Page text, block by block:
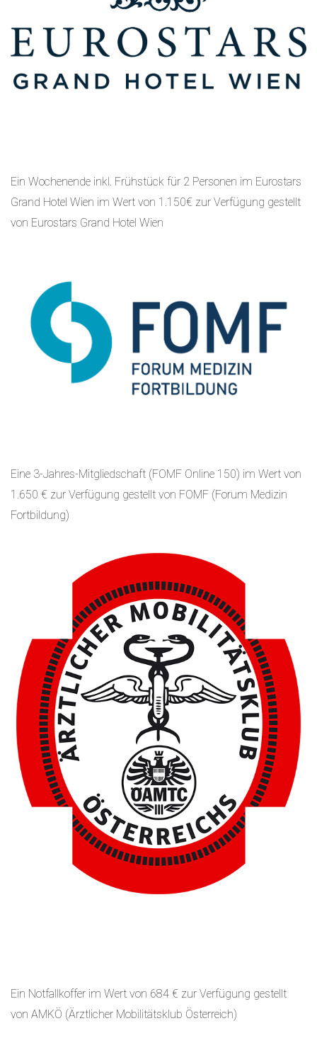
Ein Wochenende inkl. Frühstück für 2 Personen im Eurostars
Grand Hotel Wien im Wert von 1.150€ zur Verfügung gestellt
von Eurostars Grand Hotel Wien
Eine 3-Jahres-Mitgliedschaft (FOMF Online 150) im Wert von
1.650 € zur Verfügung gestellt von FOMF (Forum Medizin
Fortbildung)
Ein Notfallkoffer im Wert von 684 € zur Verfügung gestellt
von AMKÖ (Ärztlicher Mobilitätsklub Österreich)